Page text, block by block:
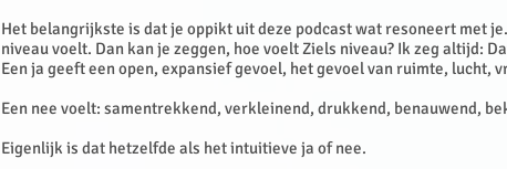
Het belangrijkste is dat je oppikt uit deze podcast wat resoneert met
niveau voelt. Dan kan je zeggen, hoe voelt Ziels niveau? Ik zeg altijd:
Een ja geeft een open, expansief gevoel, het gevoel van ruimte, lucht,
Een nee voelt: samentrekkend, verkleinend, drukkend, benauwend,
Eigenlijk is dat hetzelfde als het intuitieve ja of nee.